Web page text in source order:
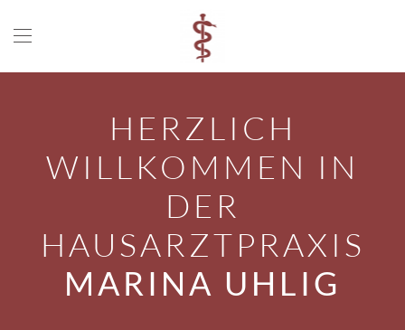
HERZLICH
WILLKOMMEN IN
DER
HAUSARZTPRAXIS
MARINA UHLIG